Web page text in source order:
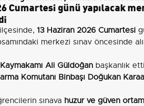
Cumartesi günü yapılacak
13 Haziran 2026 Cumartesi
merkezi sınav öncesinde
Ali Güldoğan başkanlık
Komutanı Binbaşı Doğukan
sınava huzur ve güven